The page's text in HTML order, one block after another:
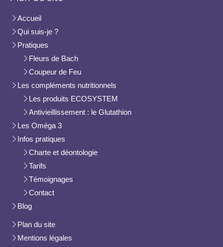
Accueil
Qui suis-je ?
Pratiques
Fleurs de Bach
Coupeur de Feu
Les compléments nutritionnels
Les produits ECOSYSTEM
Antivieillissement : le Glutathion
Les Oméga 3
Infos pratiques
Charte et déontologie
Tarifs
Témoignages
Contact
Blog
Plan du site
Mentions légales